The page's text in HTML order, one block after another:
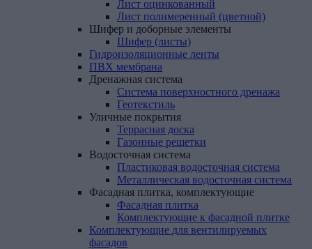
Лист оцинкованный
Лист полимеренный (цветной)
Шифер и доборные элементы
Шифер (листы)
Гидроизоляционные ленты
ПВХ мембрана
Дренажная система
Система поверхностного дренажа
Геотекстиль
Уличные покрытия
Террасная доска
Газонные решетки
Водосточная система
Пластиковая водосточная система
Металлическая водосточная система
Фасадная плитка, комплектующие
Фасадная плитка
Комплектующие к фасадной плитке
Комплектующие для вентилируемых
фасадов